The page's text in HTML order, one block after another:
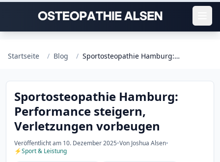
Startseite / Blog / Sportosteopathie Hamburg: Performance steigern, Verletzungen vorbeugen
Sportosteopathie Hamburg:
Performance steigern,
Verletzungen vorbeugen
Veröffentlicht am 10. Dezember 2025•Von Joshua Alsen•
⚡Sport & Leistung